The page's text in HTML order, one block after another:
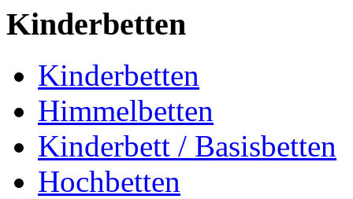
Kinderbetten
Kinderbetten
Himmelbetten
Kinderbett / Basisbetten
Hochbetten